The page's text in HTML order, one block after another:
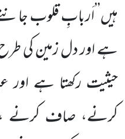
ہیں’’اَربابِ قلوب
ہے اور دل زمین کی
حیثیت رکھتا ہے
کرنے، صاف کرنے